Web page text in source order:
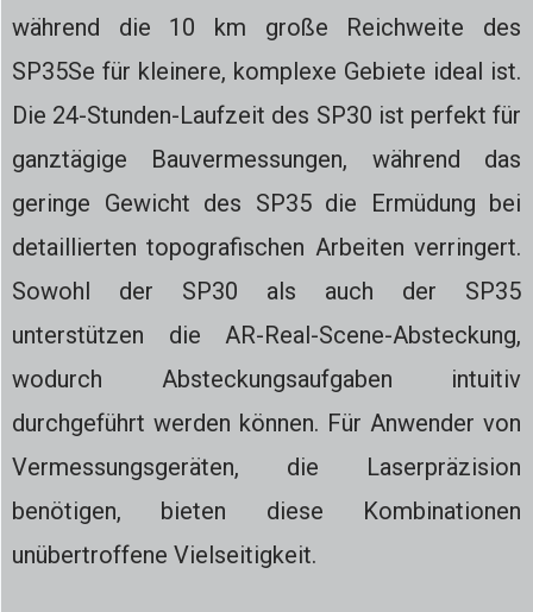
während die 10 km große Reichweite des
SP35Se für kleinere, komplexe Gebiete ideal ist.
Die 24-Stunden-Laufzeit des SP30 ist perfekt für
ganztägige Bauvermessungen, während das
geringe Gewicht des SP35 die Ermüdung bei
detaillierten topografischen Arbeiten verringert.
Sowohl der SP30 als auch der SP35
unterstützen die AR-Real-Scene-Absteckung,
wodurch Absteckungsaufgaben intuitiv
durchgeführt werden können. Für Anwender von
Vermessungsgeräten, die Laserpräzision
benötigen, bieten diese Kombinationen
unübertroffene Vielseitigkeit.